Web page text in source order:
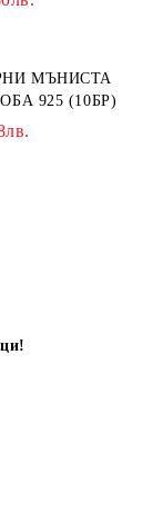
МЪНИСТА
С ФАСЕТ 2.5 ММ, ПРОБА 925 (10БР)